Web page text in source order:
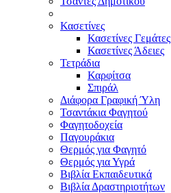
Κασετίνες
Κασετίνες Γεμάτες
Κασετίνες Άδειες
Τετράδια
Καρφίτσα
Σπιράλ
Διάφορα Γραφική Ύλη
Τσαντάκια Φαγητού
Φαγητοδοχεία
Παγουράκια
Θερμός για Φαγητό
Θερμός για Υγρά
Βιβλία Εκπαιδευτικά
Βιβλία Δραστηριοτήτων